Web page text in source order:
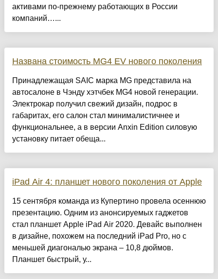
активами по-прежнему работающих в России
компаний…...
Названа стоимость MG4 EV нового поколения
Принадлежащая SAIC марка MG представила на
автосалоне в Чэнду хэтчбек MG4 новой генерации.
Электрокар получил свежий дизайн, подрос в
габаритах, его салон стал минималистичнее и
функциональнее, а в версии Anxin Edition силовую
установку питает обеща...
iPad Air 4: планшет нового поколения от Apple
15 сентября команда из Купертино провела осеннюю
презентацию. Одним из анонсируемых гаджетов
стал планшет Apple iPad Air 2020. Девайс выполнен
в дизайне, похожем на последний iPad Pro, но с
меньшей диагональю экрана – 10,8 дюймов.
Планшет быстрый, у...